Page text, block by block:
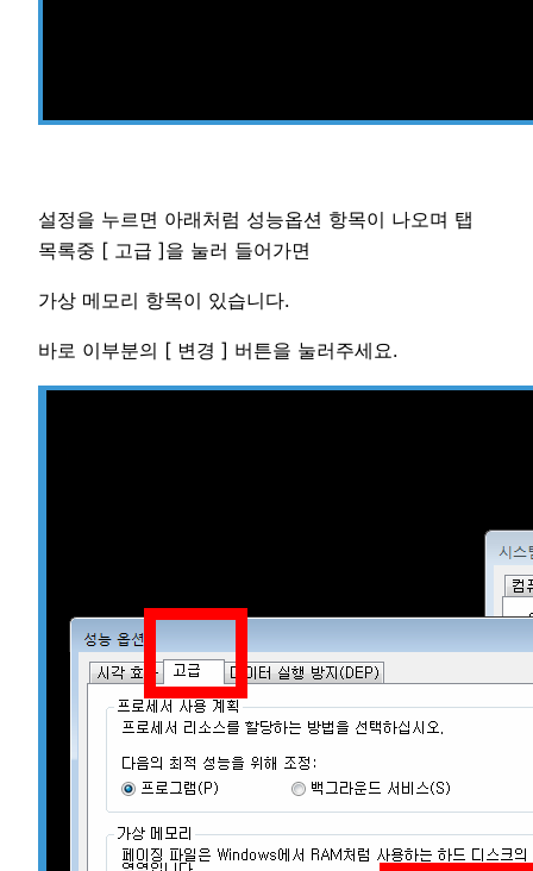
설정을 누르면 아래처럼 성능옵션 항목이 나오며 탭
목록중 [ 고급 ]을 눌러 들어가면
가상 메모리 항목이 있습니다.
바로 이부분의 [ 변경 ] 버튼을 눌러주세요.